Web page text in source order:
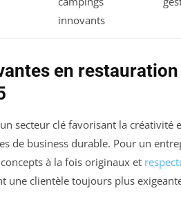
innovants
en
secteur clé favorisant la créativité
de business durable. Pour un
à la fois originaux et
une clientèle toujours plus